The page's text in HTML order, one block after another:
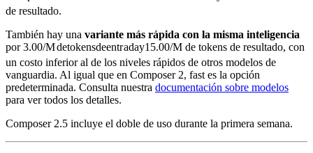
de resultado.
También hay una variante más rápida con la misma inteligencia
por3.00/Mdetokensdeentraday15.00/M de tokens de resultado, con
un costo inferior al de los niveles rápidos de otros modelos de
vanguardia. Al igual que en Composer 2, fast es la opción
predeterminada. Consulta nuestra documentación sobre modelos
para ver todos los detalles.
Composer 2.5 incluye el doble de uso durante la primera semana.